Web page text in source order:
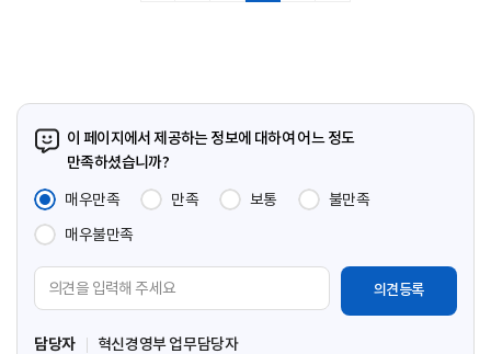
이 페이지에서 제공하는 정보에 대하여 어느 정도
만족하셨습니까?
매우만족
만족 보통
불만족
매우불만족
견
입
담당자 혁신경영부 업무담당자